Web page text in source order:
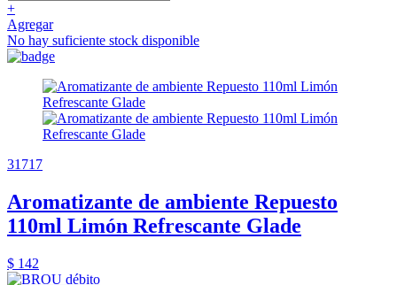
+
Agregar
No hay suficiente stock disponible
31717
Aromatizante de ambiente Repuesto
110ml Limón Refrescante Glade
$ 142